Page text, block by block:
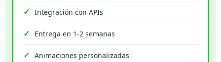
Integración con APIs
Entrega en 1-2 semanas
Animaciones personalizadas